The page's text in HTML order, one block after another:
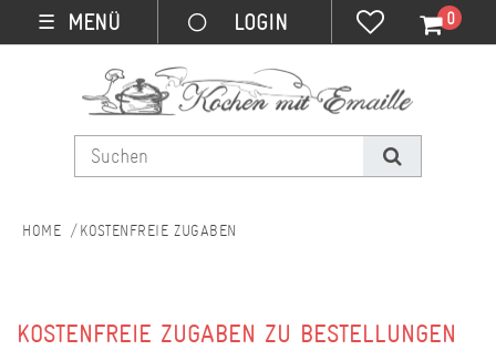
☰ MENÜ 0
KOSTENFREIE ZUGABEN
KOSTENFREIE ZUGABEN ZU BESTELLUNGEN